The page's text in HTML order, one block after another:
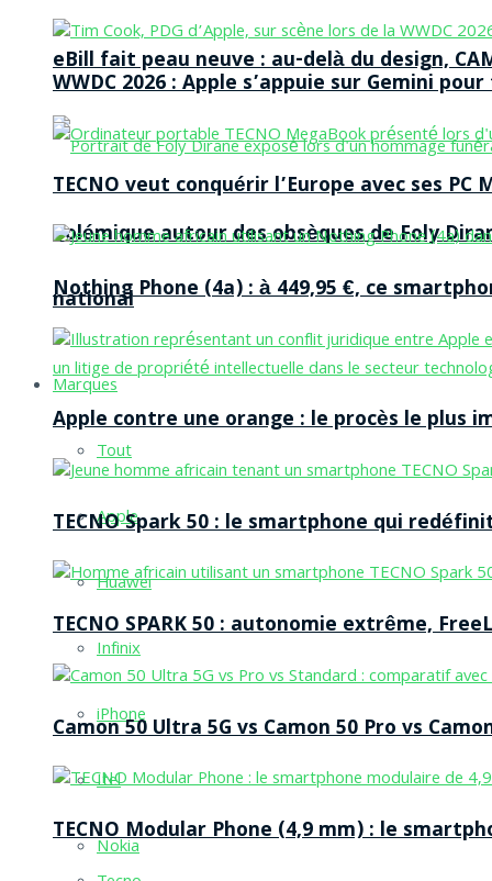
eBill fait peau neuve : au-delà du design,
Polémique autour des obsèques de Foly
national
Marques
Tout
Apple
Huawei
Infinix
iPhone
Itel
Nokia
WWDC 2026 : Apple s’appuie sur Gemini
TECNO veut conquérir l’Europe avec ses
Nothing Phone (4a) : à 449,95 €, ce
Apple contre une orange : le procès le plus
TECNO Spark 50 : le smartphone qui
TECNO SPARK 50 : autonomie extrême,
Camon 50 Ultra 5G vs Camon 50 Pro vs
TECNO Modular Phone (4,9 mm) : le